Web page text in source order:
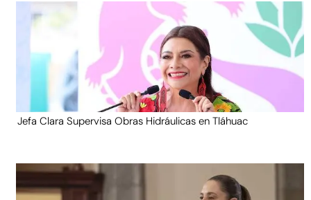
Jefa Clara Supervisa Obras Hidráulicas en Tláhuac